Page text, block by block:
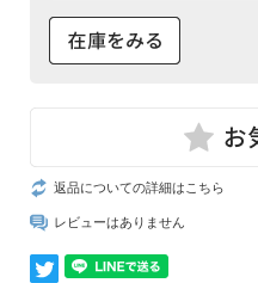
返品についての詳細はこちら
レビューはありません